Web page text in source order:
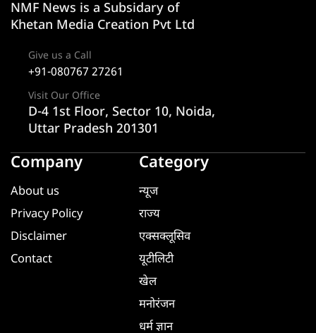
NMF News is a Subsidary of
Khetan Media Creation Pvt Ltd
Give us a Call
+91-080767 27261
Visit Our Office
D-4 1st Floor, Sector 10, Noida,
Uttar Pradesh 201301
Company
About us
Privacy Policy
Disclaimer
Contact
Category
न्यूज
राज्य
एक्सक्लूसिव
यूटीलिटी
खेल
मनोरंजन
धर्म ज्ञान